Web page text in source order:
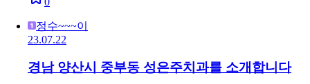
정수~~~이
23.07.22
경남 양산시 중부동 성은주치과를 소개합니다